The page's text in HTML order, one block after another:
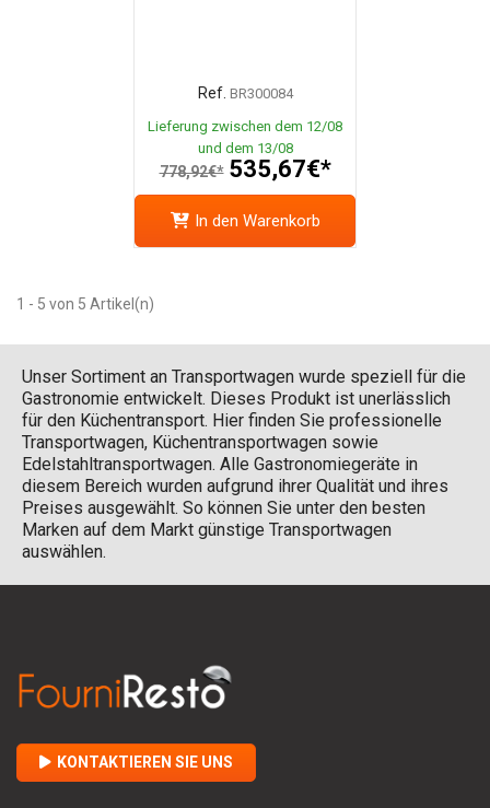
Ref. BR300084
Lieferung zwischen dem 12/08
und dem 13/08
778,92€* 535,67€*
In den Warenkorb
1 - 5 von 5 Artikel(n)
Unser Sortiment an Transportwagen wurde speziell für die
Gastronomie entwickelt. Dieses Produkt ist unerlässlich
für den Küchentransport. Hier finden Sie professionelle
Transportwagen, Küchentransportwagen sowie
Edelstahltransportwagen. Alle Gastronomiegeräte in
diesem Bereich wurden aufgrund ihrer Qualität und ihres
Preises ausgewählt. So können Sie unter den besten
Marken auf dem Markt günstige Transportwagen
auswählen.
KONTAKTIEREN SIE UNS